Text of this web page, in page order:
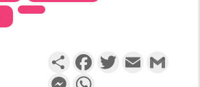
PartagerFacebookTwitterEmail
Messenger